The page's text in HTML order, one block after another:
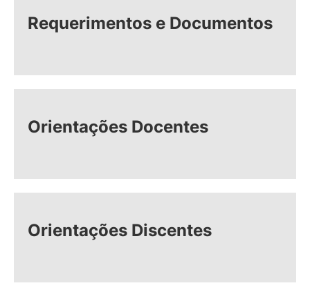
Requerimentos e Documentos
Orientações Docentes
Orientações Discentes